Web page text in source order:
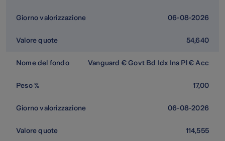
06-08-2026
54,640
Vanguard € Govt Bd Idx Ins Pl € Acc
17,00
06-08-2026
114,555